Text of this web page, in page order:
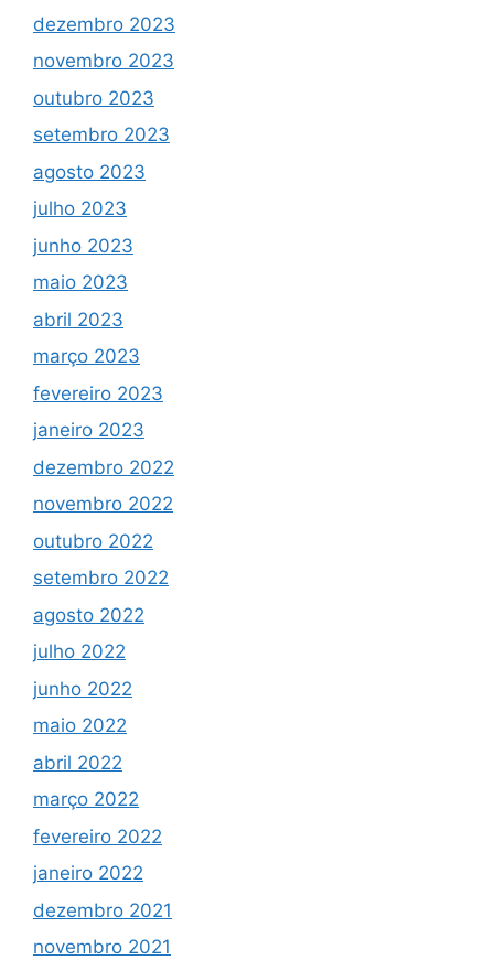
dezembro 2023
novembro 2023
outubro 2023
setembro 2023
agosto 2023
julho 2023
junho 2023
maio 2023
abril 2023
março 2023
fevereiro 2023
janeiro 2023
dezembro 2022
novembro 2022
outubro 2022
setembro 2022
agosto 2022
julho 2022
junho 2022
maio 2022
abril 2022
março 2022
fevereiro 2022
janeiro 2022
dezembro 2021
novembro 2021